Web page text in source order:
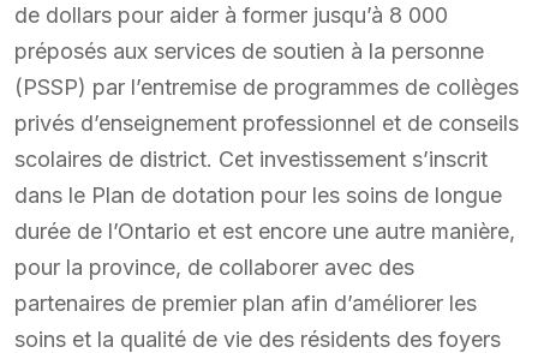
de dollars pour aider à former jusqu’à 8 000
préposés aux services de soutien à la personne
(PSSP) par l’entremise de programmes de collèges
privés d’enseignement professionnel et de conseils
scolaires de district. Cet investissement s’inscrit
dans le Plan de dotation pour les soins de longue
durée de l’Ontario et est encore une autre manière,
pour la province, de collaborer avec des
partenaires de premier plan afin d’améliorer les
soins et la qualité de vie des résidents des foyers